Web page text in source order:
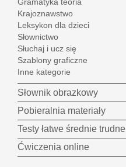
Gramatyka teoria
Krajoznawstwo
Leksykon dla dzieci
Słownictwo
Słuchaj i ucz się
Szablony graficzne
Inne kategorie
Słownik obrazkowy
Pobieralnia materiały
Testy łatwe średnie trudne
Ćwiczenia online